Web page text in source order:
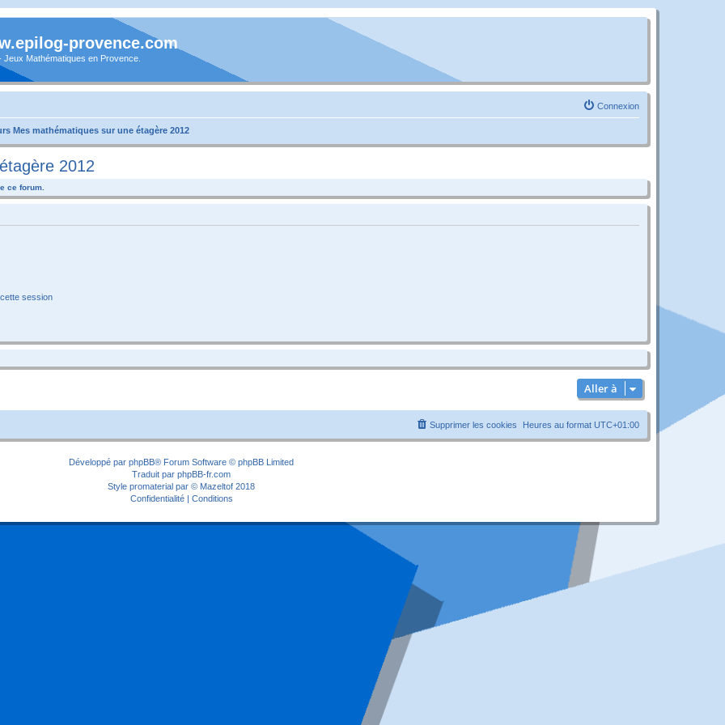
provence.com
Jeux Mathématiques en Provence.
Connexion
Mes mathématiques sur une étagère 2012
2012
ce forum.
session
Aller à
Heures au format UTC+01:00
Supprimer les cookies
Développé par phpBB® Forum Software © phpBB Limited
Traduit par phpBB-fr.com
Style promaterial par © Mazeltof 2018
Confidentialité| Conditions